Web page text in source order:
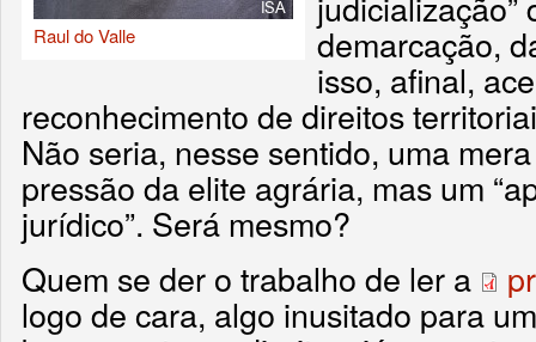
Raul do Valle demarcação,
isso, afinal,
reconhecimento de direitos
Não seria, nesse sentido, uma
pressão da elite agrária, mas um
jurídico”. Será mesmo?
Quem se der o trabalho de ler a
logo de cara, algo inusitado para